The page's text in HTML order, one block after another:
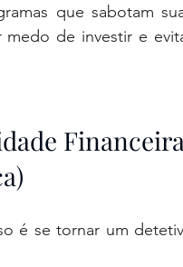
que sabotam
medo de investir e
é se tornar um